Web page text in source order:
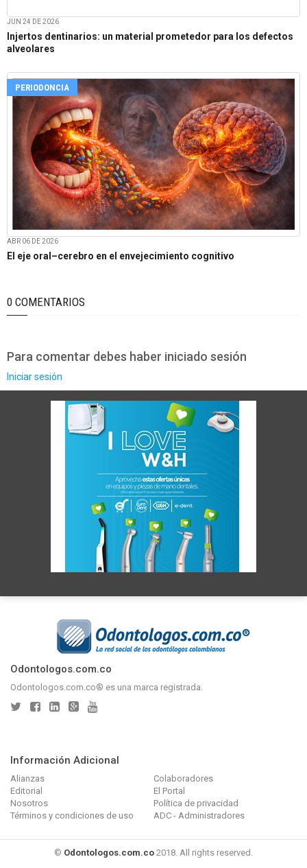
JUN 24 DE 2026
Injertos dentinarios: un material prometedor para los defectos
alveolares
PERIODONCIA
ABR 06 DE 2026
El eje oral–cerebro en el envejecimiento cognitivo
0 COMENTARIOS
Para comentar debes haber iniciado sesión
Iniciar sesión
Odontologos.com.co
Odontologos.com.co® es una marca registrada.
Información Adicional
Alianzas
Colaboradores
Editorial
El Portal
Nosotros
Política de privacidad
Términos y condiciones de uso
ADC - Administradores
© Odontologos.com.co 2018. All rights reserved.